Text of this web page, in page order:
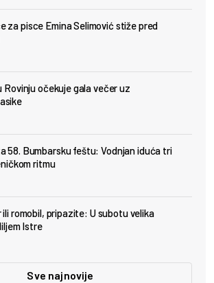
za pisce Emina Selimović stiže pred
Rovinju očekuje gala večer uz
58. Bumbarsku feštu: Vodnjan iduća tri
ritmu
romobil, pripazite: U subotu velika
Istre
Sve najnovije